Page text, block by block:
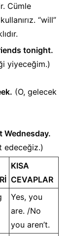
Cümle
“will”
tonight.
yiyeceğim.)
(O, gelecek
Wednesday.
edeceğiz.)
KISA
CEVAPLAR
Yes, you
are. /No
you aren’t.